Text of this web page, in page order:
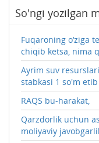
So'ngi yozilgan
Fuqaroning o‘ziga
chiqib ketsa, nima
Ayrim suv
stabkasi 1 so'm
RAQS bu-harakat,
Qarzdorlik uchun
moliyaviy